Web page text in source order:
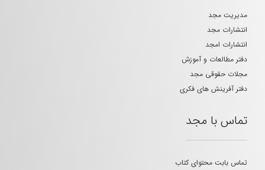
مدیریت مجد
انتشارات مجد
انتشارات امجد
دفتر مطالعات و آموزش
مجلات حقوقی مجد
دفتر آفرینش های فکری
تماس با مجد
تماس بابت محتوای کتاب